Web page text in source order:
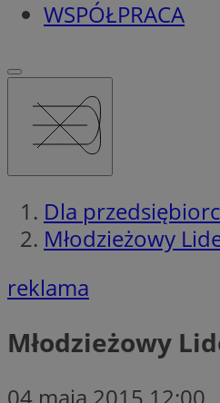
WSPÓŁPRACA
Dla
Młodzieżowy
reklama
Młodzieżowy